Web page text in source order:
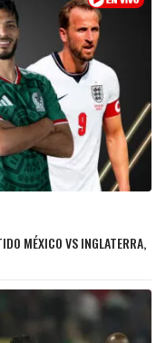
MÉXICO VS INGLATERRA,